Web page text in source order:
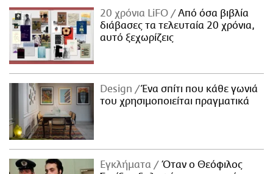
20 χρόνια LiFO
Από όσα βιβλία
διάβασες τα τελευταία 20 χρόνια,
αυτό ξεχωρίζεις
Design
Ένα σπίτι που κάθε γωνιά
του χρησιμοποιείται πραγματικά
Εγκλήματα
Όταν ο Θεόφιλος